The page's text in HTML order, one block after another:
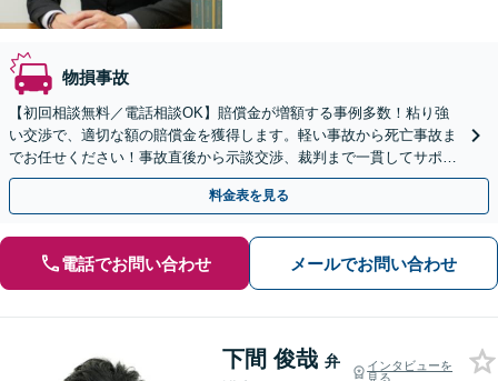
物損事故
【初回相談無料／電話相談OK】賠償金が増額する事例多数！粘り強
い交渉で、適切な額の賠償金を獲得します。軽い事故から死亡事故ま
でお任せください！事故直後から示談交渉、裁判まで一貫してサポー
ト【ビデオ面談】【弁護士特約利用OK】
料金表を見る
電話でお問い合わせ メールでお問い合わせ
下間 俊哉 弁
インタビューを
見る